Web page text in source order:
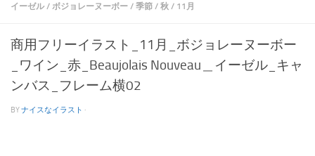
イーゼル / ボジョレーヌーボー / 季節 / 秋 / 11月
商用フリーイラスト_11月_ボジョレーヌーボー
_ワイン_赤_Beaujolais Nouveau＿イーゼル_キャ
ンバス_フレーム横02
BYナイスなイラスト ·